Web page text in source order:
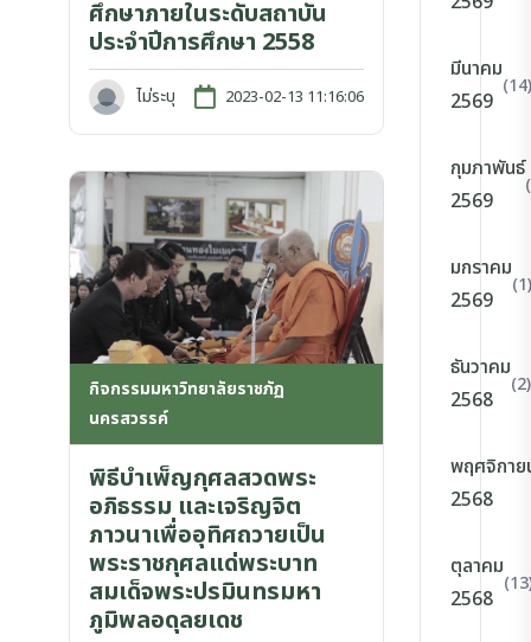
ศึกษาภายในระดับสถาบัน
ประจำปีการศึกษา 2558
ไม่ระบุ 2023-02-13 11:16:06
กิจกรรมมหาวิทยาลัยราชภัฏ
นครสวรรค์
พิธีบำเพ็ญกุศลสวดพระ
อภิธรรม และเจริญจิต
ภาวนาเพื่ออุทิศถวายเป็น
พระราชกุศลแด่พระบาท
สมเด็จพระปรมินทรมหา
ภูมิพลอดุลยเดช
มีนาคม
2569
(14)
กุมภาพันธ์
2569
มกราคม
2569
(1)
ธันวาคม
2568
(2)
พฤศจิกาย
2568
ตุลาคม
2568